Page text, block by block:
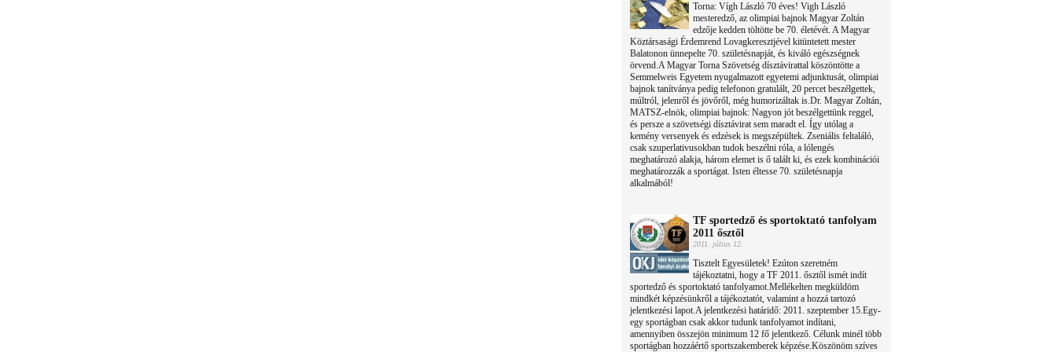
Torna: Vígh László 70 éves! Vigh László
mesteredző, az olimpiai bajnok Magyar Zoltán
edzője kedden töltötte be 70. életévét. A Magyar
Köztársasági Érdemrend Lovagkeresztjével kitüntetett mester
Balatonon ünnepelte 70. születésnapját, és kiváló egészségnek
örvend.A Magyar Torna Szövetség dísztávirattal köszöntötte a
Semmelweis Egyetem nyugalmazott egyetemi adjunktusát, olimpiai
bajnok tanítványa pedig telefonon gratulált, 20 percet beszélgettek,
múltról, jelenről és jövőről, még humorizáltak is.Dr. Magyar Zoltán,
MATSZ-elnök, olimpiai bajnok: Nagyon jót beszélgettünk reggel,
és persze a szövetségi dísztávirat sem maradt el. Így utólag a
kemény versenyek és edzések is megszépültek. Zseniális feltaláló,
csak szuperlativusokban tudok beszélni róla, a lólengés
meghatározó alakja, három elemet is ő talált ki, és ezek kombinációi
meghatározzák a sportágat. Isten éltesse 70. születésnapja
alkalmából!
TF sportedző és sportoktató tanfolyam
2011 ősztől
2011. július 12.
Tisztelt Egyesületek! Ezúton szeretném
tájékoztatni, hogy a TF 2011. ősztől ismét indít
sportedző és sportoktató tanfolyamot.Mellékelten megküldöm
mindkét képzésünkről a tájékoztatót, valamint a hozzá tartozó
jelentkezési lapot.A jelentkezési határidő: 2011. szeptember 15.Egy-
egy sportágban csak akkor tudunk tanfolyamot indítani,
amennyiben összejön minimum 12 fő jelentkező. Célunk minél több
sportágban hozzáértő sportszakemberek képzése.Köszönöm szíves